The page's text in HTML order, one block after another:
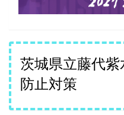
茨城県立藤代
防止対策